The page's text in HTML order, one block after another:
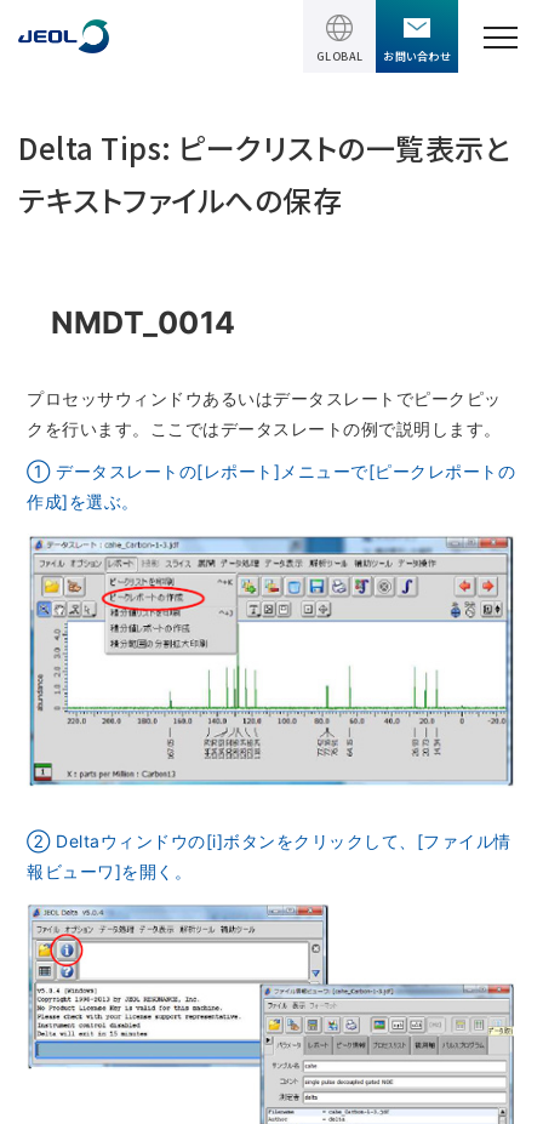
ニュース
JEOLメールマガジン登録
お問い合わせのご案内
サイトマップ
製品情報
理科学機器
透過電子顕微鏡 (TEM)
TEM周辺機器
走査電子顕微鏡 (SEM)
SEM周辺機器
断面試料作製装置 (CP)
集束イオンビーム加工観察装置 (FIB)
電子プローブマイクロアナライザー (EPMA)
オージェマイクロプローブ (Auger)
光電子分光装置 (XPS、ESCA)
蛍光X線分析装置 (XRF)
その他装置
核磁気共鳴装置 (NMR)
NMRプローブ
超伝導マグネット (SCM)
NMR周辺機器
サービス＆サポート
講習
受託分析
設置環境対策
保守契約
ブリッジングサービス
サブスクリプション
リース
リユース
会員制サービス(JEOL Solutions / パーツ販売ECサイト)
サポートプラン(パーコール・オーバーホール)
製品を安全にお使いいただくために
ソリューション
半導体
電機・電子部品
資源・エネルギー
鉄鋼
化学
ガラス・セラミック
生物学
食品・植物
ライフサイエンス
電池
自動車
非鉄・金属
プラスチック・高分子
臨床・病理
イベント・セミナー
イベント・セミナー
最新のセミナー / ウェビナー
最新のイベント・展示会
ウェビナーアーカイブ
会社情報
会社情報
会社概要
ご挨拶
経営理念
YOKOGUSHI 2.0
クローズアップJEOL
理科教育支援
国内拠点
国内関係会社
IR情報
サステナビリティ
サステナビリティ
グローバル & ニッチ
サステナビリティへの考え方
環境
社会
ガバナンス
採用情報
数字で見る日本電子
日本電子について
VOICE
PROFESSIONAL INTERVIEW
福利厚生
GLOBAL お問い合わせ
Delta Tips: ピークリストの一覧表示と
テキストファイルへの保存
NMDT_0014
プロセッサウィンドウあるいはデータスレートでピークピッ
クを行います。ここではデータスレートの例で説明します。
① データスレートの[レポート]メニューで[ピークレポートの
作成]を選ぶ。
② Deltaウィンドウの[i]ボタンをクリックして、[ファイル情
報ビューワ]を開く。